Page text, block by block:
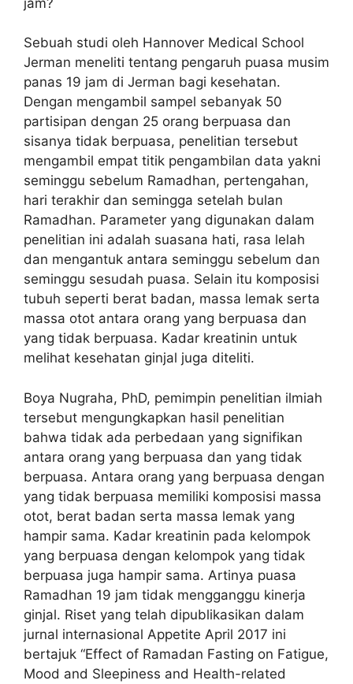
Sebuah studi oleh Hannover Medical School
Jerman meneliti tentang pengaruh puasa musim
panas 19 jam di Jerman bagi kesehatan.
Dengan mengambil sampel sebanyak 50
partisipan dengan 25 orang berpuasa dan
sisanya tidak berpuasa, penelitian tersebut
mengambil empat titik pengambilan data yakni
seminggu sebelum Ramadhan, pertengahan,
hari terakhir dan semingga setelah bulan
Ramadhan. Parameter yang digunakan dalam
penelitian ini adalah suasana hati, rasa lelah
dan mengantuk antara seminggu sebelum dan
seminggu sesudah puasa. Selain itu komposisi
tubuh seperti berat badan, massa lemak serta
massa otot antara orang yang berpuasa dan
yang tidak berpuasa. Kadar kreatinin untuk
melihat kesehatan ginjal juga diteliti.
Boya Nugraha, PhD, pemimpin penelitian ilmiah
tersebut mengungkapkan hasil penelitian
bahwa tidak ada perbedaan yang signifikan
antara orang yang berpuasa dan yang tidak
berpuasa. Antara orang yang berpuasa dengan
yang tidak berpuasa memiliki komposisi massa
otot, berat badan serta massa lemak yang
hampir sama. Kadar kreatinin pada kelompok
yang berpuasa dengan kelompok yang tidak
berpuasa juga hampir sama. Artinya puasa
Ramadhan 19 jam tidak mengganggu kinerja
ginjal. Riset yang telah dipublikasikan dalam
jurnal internasional Appetite April 2017 ini
bertajuk “Effect of Ramadan Fasting on Fatigue,
Mood and Sleepiness and Health-related